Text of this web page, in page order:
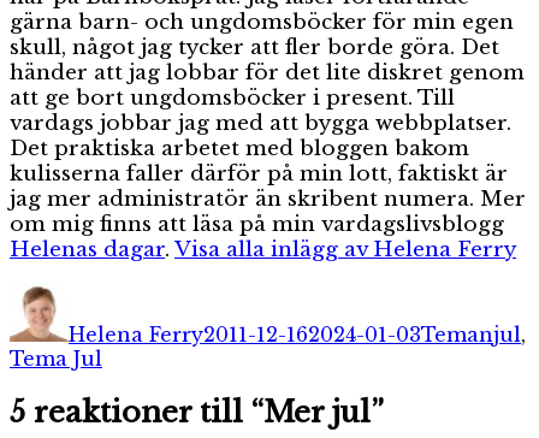
gärna barn- och ungdomsböcker för min egen
skull, något jag tycker att fler borde göra. Det
händer att jag lobbar för det lite diskret genom
att ge bort ungdomsböcker i present. Till
vardags jobbar jag med att bygga webbplatser.
Det praktiska arbetet med bloggen bakom
kulisserna faller därför på min lott, faktiskt är
jag mer administratör än skribent numera. Mer
om mig finns att läsa på min vardagslivsblogg
Helenas dagar. Visa alla inlägg av Helena Ferry
Helena Ferry2011-12-162024-01-03Temanjul,
Tema Jul
5 reaktioner till “Mer jul”